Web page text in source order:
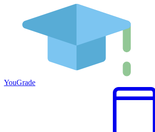
YouGrade